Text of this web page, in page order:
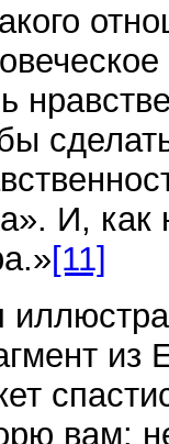
И, как
[11]
из
вам: